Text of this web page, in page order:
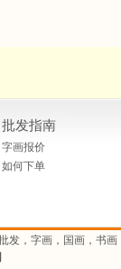
批发指南
字画报价
如何下单
发，字画，国画，书画